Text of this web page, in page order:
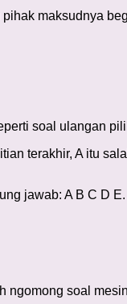
maksudnya
soal ulangan
terakhir, A itu
jawab: A B C D E.
ngomong soal